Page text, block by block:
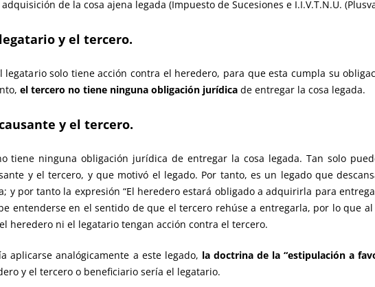
de la cosa ajena legada (Impuesto de Sucesiones e I.I.V.T.N.U.
y el tercero.
legatario solo tiene acción contra el heredero, para que esta cumpla su
el tercero no tiene ninguna obligación jurídica de entregar la cosa legada.
y el tercero.
tiene ninguna obligación jurídica de entregar la cosa legada. Tan solo
y el tercero, y que motivó el legado. Por tanto, es un legado que
y por tanto la expresión “El heredero estará obligado a adquirirla para
entenderse en el sentido de que el tercero rehúse a entregarla, por lo que
heredero ni el legatario tengan acción contra el tercero.
aplicarse analógicamente a este legado, la doctrina de la “estipulación a
y el tercero o beneficiario sería el legatario.